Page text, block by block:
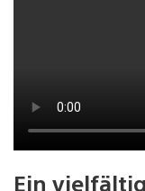
Ein